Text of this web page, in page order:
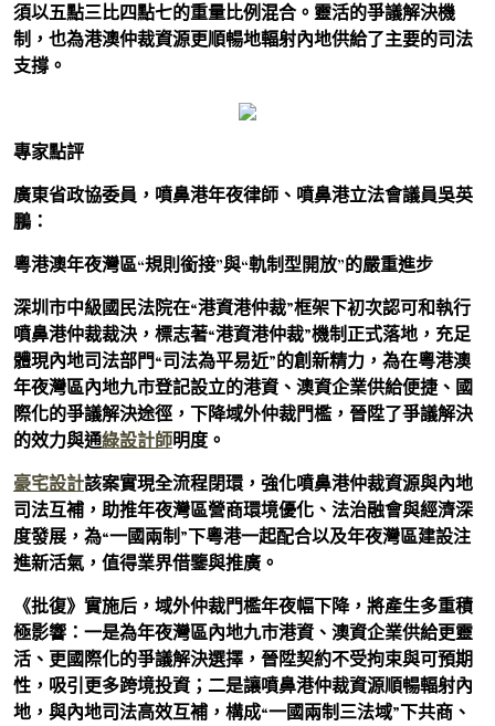
須以五點三比四點七的重量比例混合。靈活的爭議解決機
制，也為港澳仲裁資源更順暢地輻射內地供給了主要的司法
支撐。
專家點評
廣東省政協委員，噴鼻港年夜律師、噴鼻港立法會議員吳英
鵬：
粵港澳年夜灣區“規則銜接”與“軌制型開放”的嚴重進步
深圳市中級國民法院在“港資港仲裁”框架下初次認可和執行
噴鼻港仲裁裁決，標志著“港資港仲裁”機制正式落地，充足
體現內地司法部門“司法為平易近”的創新精力，為在粵港澳
年夜灣區內地九市登記設立的港資、澳資企業供給便捷、國
際化的爭議解決途徑，下降域外仲裁門檻，晉陞了爭議解決
的效力與通綠設計師明度。
豪宅設計該案實現全流程閉環，強化噴鼻港仲裁資源與內地
司法互補，助推年夜灣區營商環境優化、法治融會與經濟深
度發展，為“一國兩制”下粵港一起配合以及年夜灣區建設注
進新活氣，值得業界借鑒與推廣。
《批復》實施后，域外仲裁門檻年夜幅下降，將產生多重積
極影響：一是為年夜灣區內地九市港資、澳資企業供給更靈
活、更國際化的爭議解決選擇，晉陞契約不受拘束與可預期
性，吸引更多跨境投資；二是讓噴鼻港仲裁資源順暢輻射內
地，與內地司法高效互補，構成“一國兩制三法域”下共商、